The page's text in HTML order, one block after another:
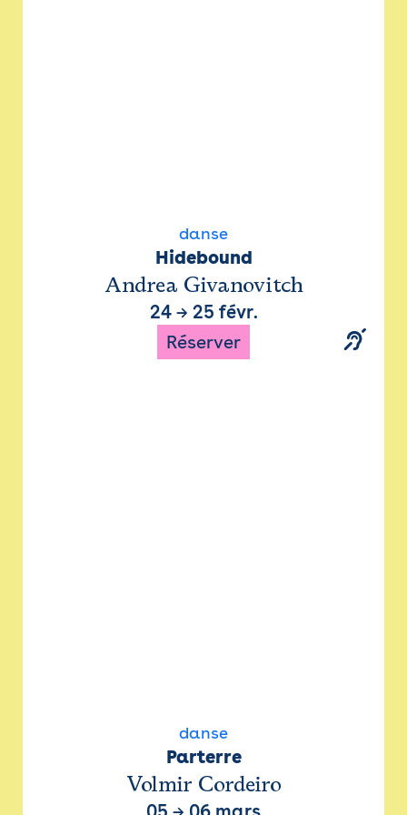
danse
Hidebound
Andrea Givanovitch
24→ 25 févr.
Réserver
danse
Parterre
Volmir Cordeiro